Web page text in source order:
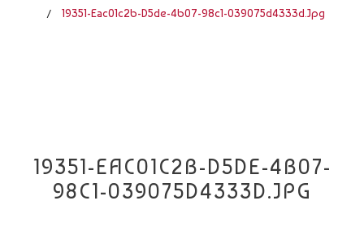
/ 19351-Eac01c2b-D5de-4b07-98c1-039075d4333d.jpg
19351-EAC01C2B-D5DE-4B07-
98C1-039075D4333D.JPG